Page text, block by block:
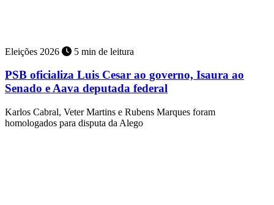
Eleições 2026 5 min de leitura
PSB oficializa Luis Cesar ao governo, Isaura ao
Senado e Aava deputada federal
Karlos Cabral, Veter Martins e Rubens Marques foram
homologados para disputa da Alego